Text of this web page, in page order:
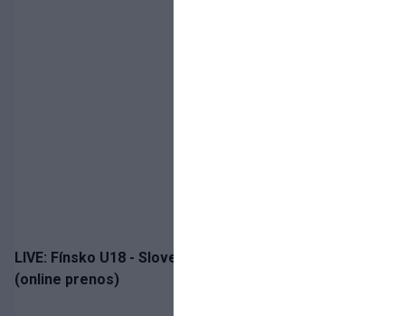
LIVE: Fínsko U18 - Slovensko U18 / Hlinka-Gretzky Cup
(online prenos)